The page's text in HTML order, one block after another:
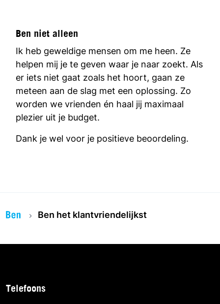
Ben niet alleen
Ik heb geweldige mensen om me heen. Ze
helpen mij je te geven waar je naar zoekt. Als
er iets niet gaat zoals het hoort, gaan ze
meteen aan de slag met een oplossing. Zo
worden we vrienden én haal jij maximaal
plezier uit je budget.
Dank je wel voor je positieve beoordeling.
Ben het klantvriendelijkst
Telefoons